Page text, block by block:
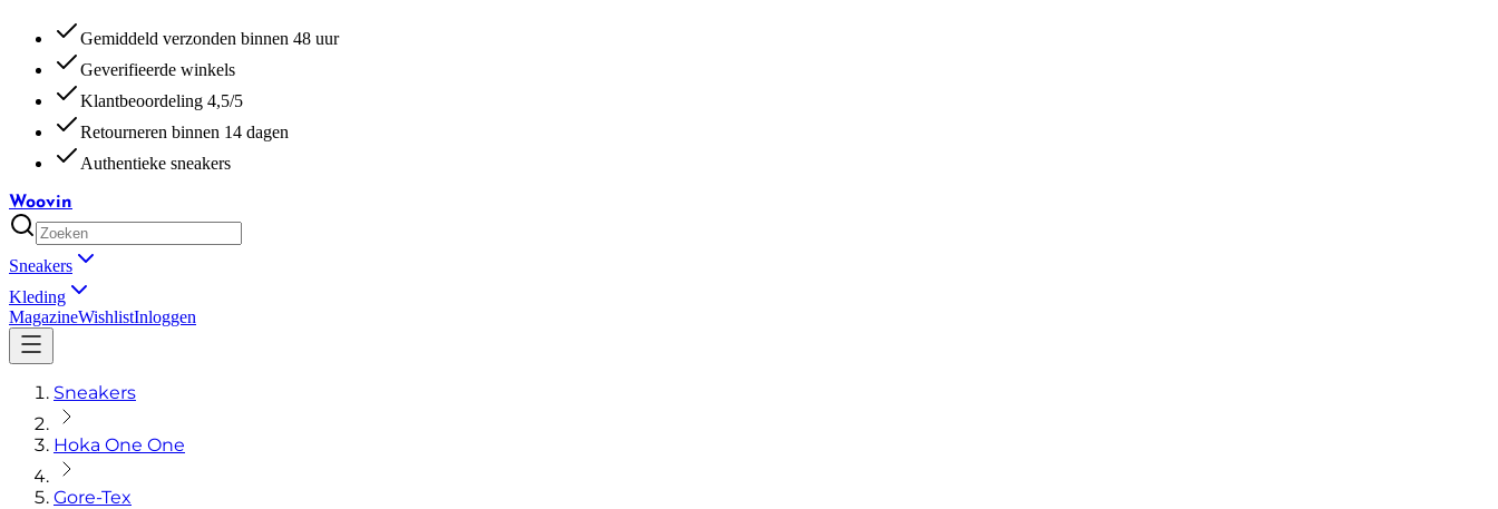
Gemiddeld verzonden binnen 48 uur
Geverifieerde winkels
Klantbeoordeling 4,5/5
Retourneren binnen 14 dagen
Authentieke sneakers
Woovin
Sneakers
Kleding
MagazineWishlistInloggen
Sneakers
Hoka One One
Gore-Tex